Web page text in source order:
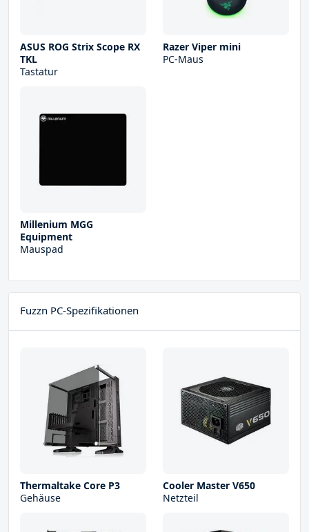
ASUS ROG Strix Scope RX
TKL
Tastatur
Razer Viper mini
PC-Maus
Millenium MGG
Equipment
Mauspad
Fuzzn PC-Spezifikationen
Thermaltake Core P3
Gehäuse
Cooler Master V650
Netzteil